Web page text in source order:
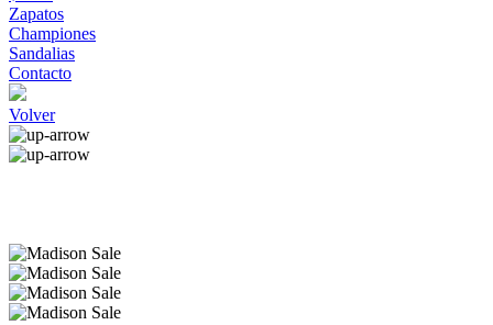
Zapatos
Championes
Sandalias
Contacto
Volver